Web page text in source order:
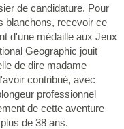
de candidature. Pour
blanchons, recevoir ce
d'une médaille aux Jeux
Geographic jouit
de dire madame
contribué, avec
professionnel
de cette aventure
de 38 ans.